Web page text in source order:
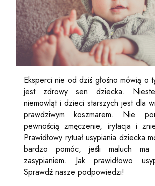
Eksperci nie od dziś głośno mówią o
jest zdrowy sen dziecka.
niemowląt i dzieci starszych jest dla
prawdziwym koszmarem. Nie
pewnością zmęczenie, irytacja i
Prawidłowy rytuał usypiania dziecka
bardzo pomóc, jeśli maluch ma
zasypianiem. Jak prawidłowo
Sprawdź nasze podpowiedzi!